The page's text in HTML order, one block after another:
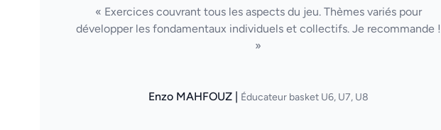
« Exercices couvrant tous les aspects du jeu. Thèmes variés pour
développer les fondamentaux individuels et collectifs. Je recommande !
»
Enzo MAHFOUZ | Éducateur basket U6, U7, U8